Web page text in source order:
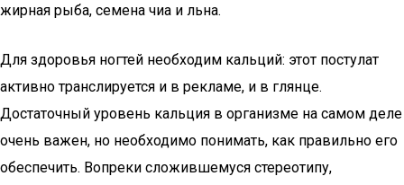
жирная рыба, семена чиа и льна.
Для здоровья ногтей необходим кальций: этот постулат
активно транслируется и в рекламе, и в глянце.
Достаточный уровень кальция в организме на самом деле
очень важен, но необходимо понимать, как правильно его
обеспечить. Вопреки сложившемуся стереотипу,